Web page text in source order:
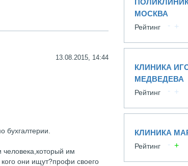
13.08.2015, 14:44
бухгалтерии.
человека,который им
они ищут?профи своего
МОСКВА
Рейтинг
КЛИНИКА
МЕДВЕДЕВА
Рейтинг
КЛИНИКА
Рейтинг